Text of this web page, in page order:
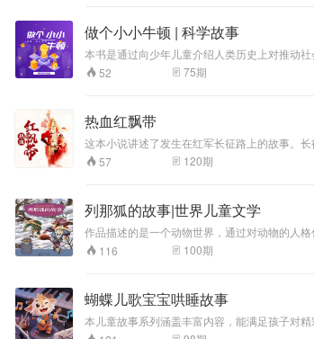
做个小小牛顿 | 科学故事
本书是通过向少年儿童介绍人类历史上对推动
发现、天王星、冥王星、太阳黑子的发现、海
52 75期
热血红飘带
这本小说讲述了发生在红军长征路上的故事。
生的独特魅力和革命浪漫主义情怀。
57 120期
列那狐的故事|世界儿童文学
作品描述的是一个动物世界，通过对动物的人
116
100期
蝴蝶儿歌宝宝哄睡故事
本儿童故事系列涵盖丰富内容，能满足孩子对精